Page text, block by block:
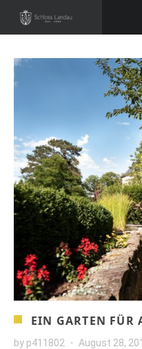
EIN GARTEN FÜR
by p411802 August 28,